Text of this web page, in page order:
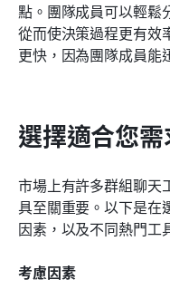
點。團隊成員可以輕鬆
從而使決策過程更有效
更快，因為團隊成員能
選擇適合您
市場上有許多群組聊天
具至關重要。以下是在
因素，以及不同熱門工
考慮因素